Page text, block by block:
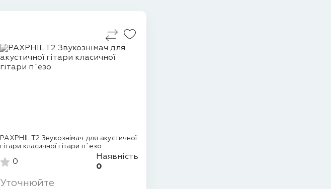
PAXPHIL T2 Звукознімач для акустичної
гітари класичної гітари п`езо
0
Наявність
0
Уточнюйте